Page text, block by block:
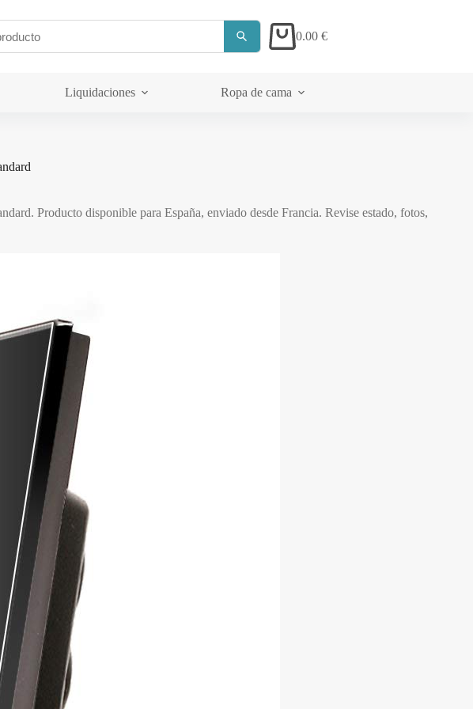
Carrito0.00 €
Liquidaciones Ropa de cama
Producto disponible para España, enviado desde Francia. Revise estado, fotos,